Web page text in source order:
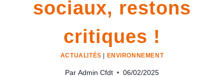
sociaux, restons
critiques !
ACTUALITÉS ENVIRONNEMENT
Par Admin Cfdt 06/02/2025